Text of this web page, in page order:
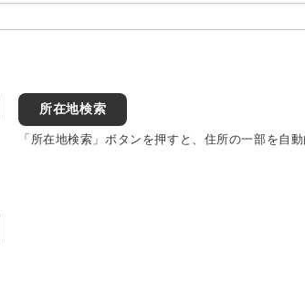
所在地検索
「所在地検索」ボタンを押すと、住所の一部を自動